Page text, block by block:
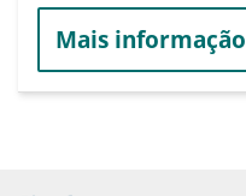
Mais informação